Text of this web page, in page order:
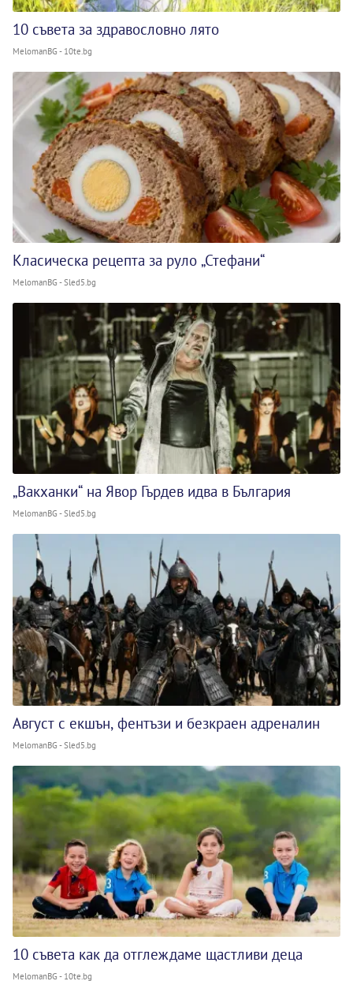
10 съвета за здравословно лято
MelomanBG - 10te.bg
Класическа рецепта за руло „Стефани“
MelomanBG - Sled5.bg
„Вакханки“ на Явор Гърдев идва в България
MelomanBG - Sled5.bg
Август с екшън, фентъзи и безкраен адреналин
MelomanBG - Sled5.bg
10 съвета как да отглеждаме щастливи деца
MelomanBG - 10te.bg